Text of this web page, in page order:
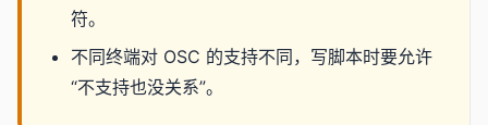
符。
不同终端对 OSC 的支持不同，写脚本时要允许
“不支持也没关系”。